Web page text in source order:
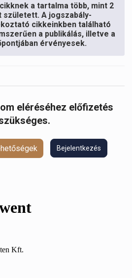
a tartalma több, mint 2
született. A jogszabály-
cikkeinkben található
a publikálás, illetve a
érvényesek.
eléréséhez előfizetés
Bejelentkezés